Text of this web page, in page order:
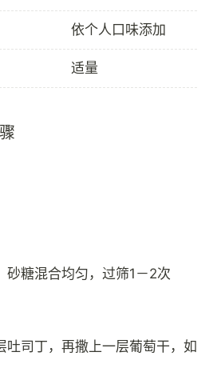
依个人口味添加
适量
砂糖混合均匀，过筛1－2次
吐司丁，再撒上一层葡萄干，如